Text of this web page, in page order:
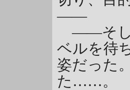
――
――そし
ベルを待
姿だった
た……。